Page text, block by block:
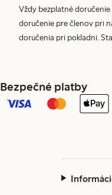
Vždy bezplatné
doručenie pre členov pri
doručenia pri pokladni.
Bezpečné platby